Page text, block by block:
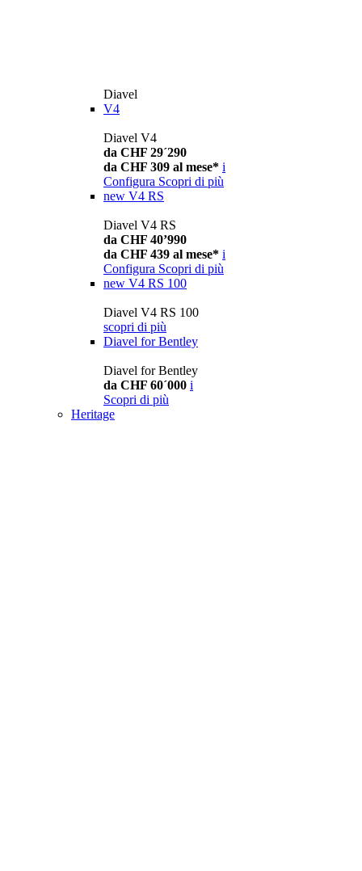
Diavel
V4
Diavel V4
da CHF 29´290
da CHF 309 al mese* i
Configura Scopri di più
new V4 RS
Diavel V4 RS
da CHF 40’990
da CHF 439 al mese* i
Configura Scopri di più
new V4 RS 100
Diavel V4 RS 100
scopri di più
Diavel for Bentley
Diavel for Bentley
da CHF 60´000 i
Scopri di più
Heritage